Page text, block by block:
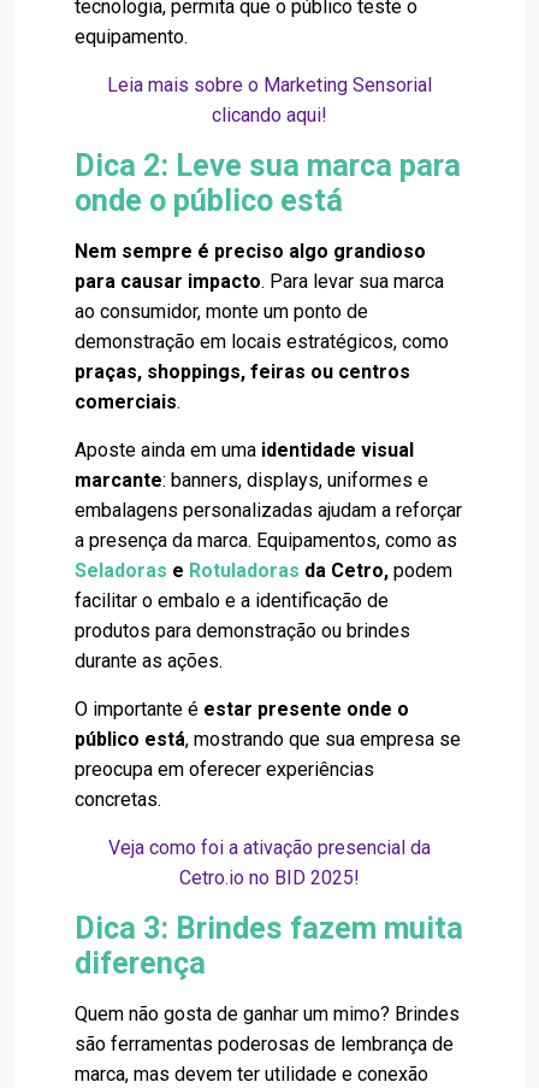
tecnologia, permita que o público teste o
equipamento.
Leia mais sobre o Marketing Sensorial
clicando aqui!
Dica 2: Leve sua marca para
onde o público está
Nem sempre é preciso algo grandioso
para causar impacto. Para levar sua marca
ao consumidor, monte um ponto de
demonstração em locais estratégicos, como
praças, shoppings, feiras ou centros
comerciais.
Aposte ainda em uma identidade visual
marcante: banners, displays, uniformes e
embalagens personalizadas ajudam a reforçar
a presença da marca. Equipamentos, como as
Seladoras e Rotuladoras da Cetro, podem
facilitar o embalo e a identificação de
produtos para demonstração ou brindes
durante as ações.
O importante é estar presente onde o
público está, mostrando que sua empresa se
preocupa em oferecer experiências
concretas.
Veja como foi a ativação presencial da
Cetro.io no BID 2025!
Dica 3: Brindes fazem muita
diferença
Quem não gosta de ganhar um mimo? Brindes
são ferramentas poderosas de lembrança de
marca, mas devem ter utilidade e conexão